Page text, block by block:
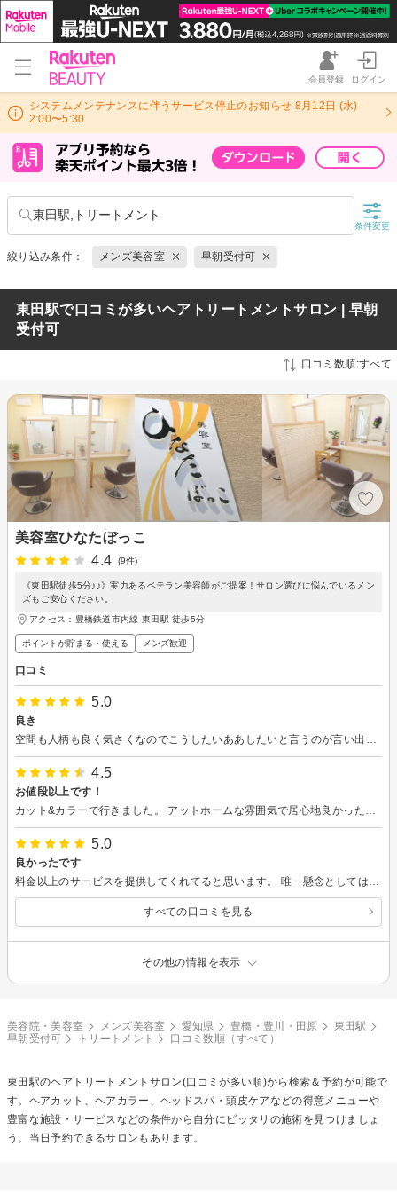
会員登録 ログイン
システムメンテナンスに伴うサービス停止のお知らせ 8月12日 (水)
2:00〜5:30
東田駅,トリートメント
条件変更
絞り込み条件： メンズ美容室 早朝受付可
東田駅で口コミが多いヘアトリートメントサロン | 早朝
受付可
口コミ数順:すべて
美容室ひなたぼっこ
4.4
(9件)
《東田駅徒歩5分♪♪》実力あるベテラン美容師がご提案！サロン選びに悩んでいるメン
ズもご安心ください。
アクセス：豊橋鉄道市内線 東田駅 徒歩5分
ポイントが貯まる・使える メンズ歓迎
口コミ
5.0
良き
4.5
お値段以上です！
5.0
良かったです
すべての口コミを見る
その他の情報を表示
美容院・美容室 メンズ美容室 愛知県 豊橋・豊川・田原
東田駅
早朝受付可
トリートメント 口コミ数順（すべて）
東田駅のヘアトリートメント サロン(口コミが多い順)から検索＆予約が可能で
す。ヘアカット、ヘアカラー、ヘッドスパ・頭皮ケアなどの得意メニューや
豊富な施設・サービスなどの条件から自分にピッタリの施術を見つけましょ
う。当日予約できるサロンもあります。